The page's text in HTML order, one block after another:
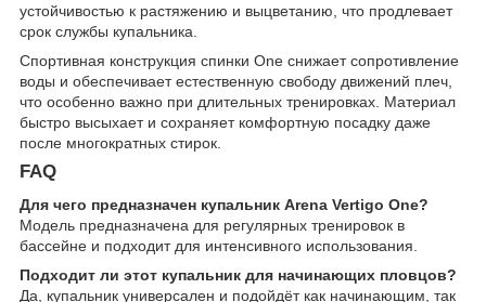
устойчивостью к растяжению и выцветанию, что продлевает
срок службы купальника.
Спортивная конструкция спинки One снижает сопротивление
воды и обеспечивает естественную свободу движений плеч,
что особенно важно при длительных тренировках. Материал
быстро высыхает и сохраняет комфортную посадку даже
после многократных стирок.
FAQ
Для чего предназначен купальник Arena Vertigo One?
Модель предназначена для регулярных тренировок в
бассейне и подходит для интенсивного использования.
Подходит ли этот купальник для начинающих пловцов?
Да, купальник универсален и подойдёт как начинающим, так